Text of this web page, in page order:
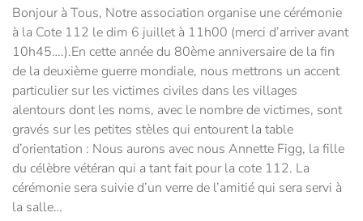
Bonjour à Tous, Notre association organise une cérémonie
à la Cote 112 le dim 6 juillet à 11h00 (merci d’arriver avant
10h45….).En cette année du 80ème anniversaire de la fin
de la deuxième guerre mondiale, nous mettrons un accent
particulier sur les victimes civiles dans les villages
alentours dont les noms, avec le nombre de victimes, sont
gravés sur les petites stèles qui entourent la table
d’orientation : Nous aurons avec nous Annette Figg, la fille
du célèbre vétéran qui a tant fait pour la cote 112. La
cérémonie sera suivie d’un verre de l’amitié qui sera servi à
la salle…